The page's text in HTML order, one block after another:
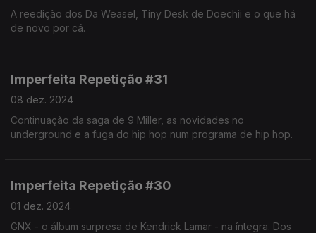
A reedição dos Da Weasel, Tiny Desk de Doechii e o que há
de novo por cá.
Imperfeita Repetição #31
08 dez. 2024
Continuação da saga de 9 Miller, as novidades no
underground e a fuga do hip hop num programa de hip hop.
Imperfeita Repetição #30
01 dez. 2024
GNX - o álbum surpresa de Kendrick Lamar - na íntegra. Dos